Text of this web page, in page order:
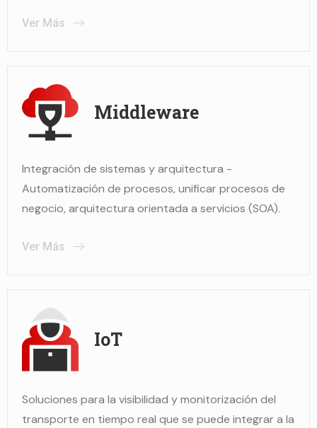
Ver Más
Middleware
Integración de sistemas y arquitectura -
Automatización de procesos, unificar procesos de
negocio, arquitectura orientada a servicios (SOA).
Ver Más
IoT
Soluciones para la visibilidad y monitorización del
transporte en tiempo real que se puede integrar a la